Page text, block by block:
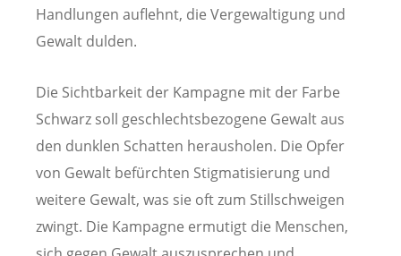
Handlungen auflehnt, die Vergewaltigung und
Gewalt dulden.
Die Sichtbarkeit der Kampagne mit der Farbe
Schwarz soll geschlechtsbezogene Gewalt aus
den dunklen Schatten herausholen. Die Opfer
von Gewalt befürchten Stigmatisierung und
weitere Gewalt, was sie oft zum Stillschweigen
zwingt. Die Kampagne ermutigt die Menschen,